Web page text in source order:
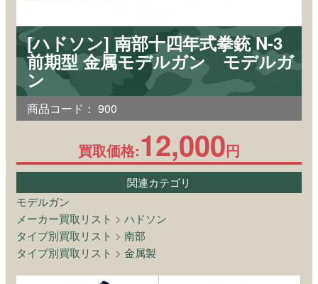
[ハドソン] 南部十四年式拳銃 N-3
前期型 金属モデルガン モデルガ
ン
商品コード： 900
買取価格:12,000円
関連カテゴリ
モデルガン
メーカー買取リスト > ハドソン
タイプ別買取リスト > 南部
タイプ別買取リスト > 金属製